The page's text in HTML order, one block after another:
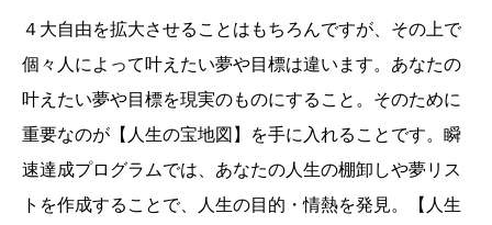
４大自由を拡大させることはもちろんですが、その上で
個々人によって叶えたい夢や目標は違います。あなたの
叶えたい夢や目標を現実のものにすること。そのために
重要なのが【人生の宝地図】を手に入れることです。瞬
速達成プログラムでは、あなたの人生の棚卸しや夢リス
トを作成することで、人生の目的・情熱を発見。【人生